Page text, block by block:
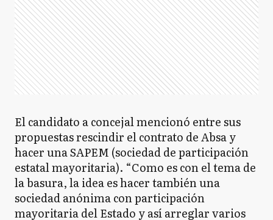
El candidato a concejal mencionó entre sus
propuestas rescindir el contrato de Absa y
hacer una SAPEM (sociedad de participación
estatal mayoritaria). “Como es con el tema de
la basura, la idea es hacer también una
sociedad anónima con participación
mayoritaria del Estado y así arreglar varios